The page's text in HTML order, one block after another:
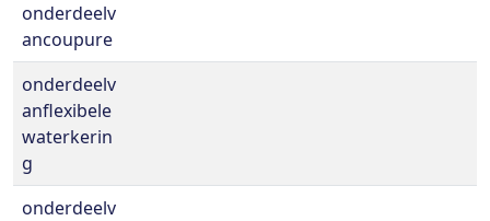
onderdeelv
ancoupure
onderdeelv
anflexibele
waterkerin
g
onderdeelv